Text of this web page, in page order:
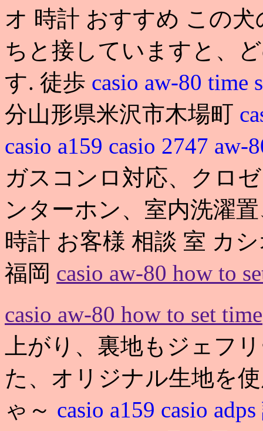
オ 時計 おすすめ この
ちと接していますと、
す. 徒歩 casio aw-80 time
分山形県米沢市木場町
casio a159 casio 2747 aw-
ガスコンロ対応、クロ
ンターホン、室内洗濯
時計 お客様 相談 室 カ
福岡 casio aw-80 how to
casio aw-80 how to set time
上がり、裏地もジェフ
た、オリジナル生地を
ゃ～ casio a159 casio